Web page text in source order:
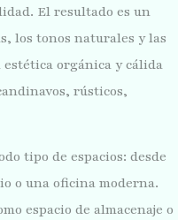
El resultado es un
los tonos naturales y las
orgánica y cálida
rústicos,
tipo de espacios: desde
o una oficina moderna.
espacio de almacenaje o